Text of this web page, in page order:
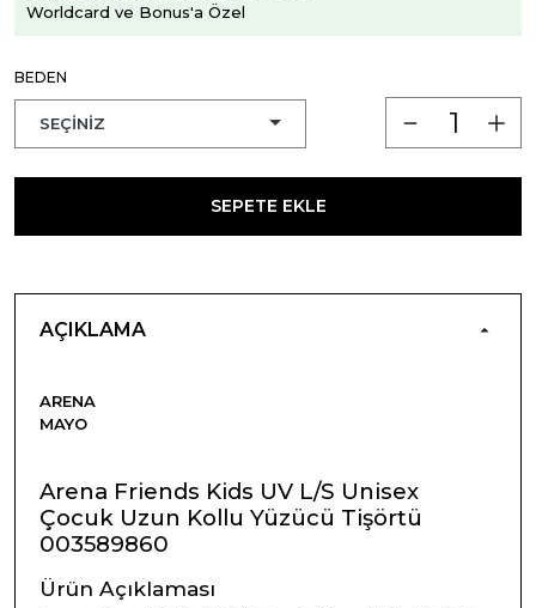
Worldcard ve Bonus'a Özel
BEDEN
SEPETE EKLE
AÇIKLAMA
ARENA
MAYO
Arena Friends Kids UV L/S Unisex
Çocuk Uzun Kollu Yüzücü Tişörtü
003589860
Ürün Açıklaması